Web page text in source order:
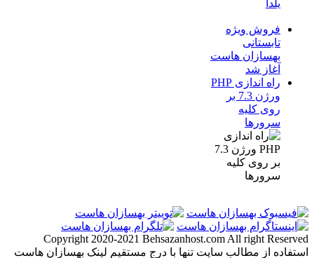
یلدا
فروش ویژه
تابستانی
بهسازان هاست
آغاز شد
راه اندازی PHP
ورژن 7.3 بر
روی کلیه
سرورها
Copyright 2020-2021 Behsazanhost.com All right Reserved
استفاده از مطالب سایت تنها با درج مستقیم لینک بهسازان هاست